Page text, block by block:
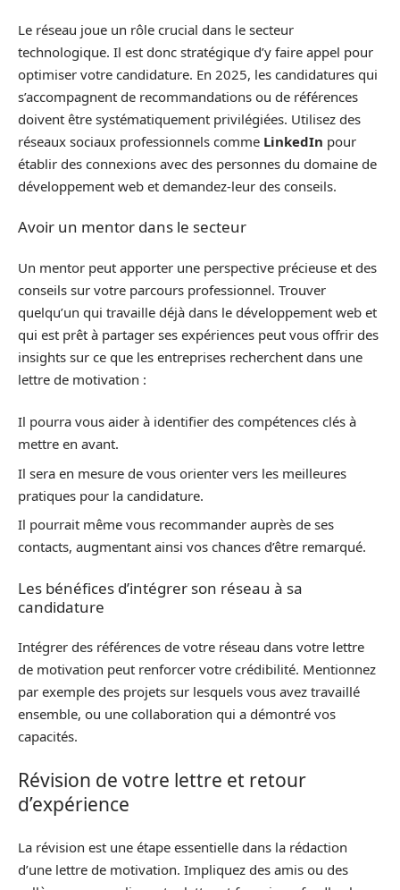
Le réseau joue un rôle crucial dans le secteur
technologique. Il est donc stratégique d’y faire appel pour
optimiser votre candidature. En 2025, les candidatures qui
s’accompagnent de recommandations ou de références
doivent être systématiquement privilégiées. Utilisez des
réseaux sociaux professionnels comme LinkedIn pour
établir des connexions avec des personnes du domaine de
développement web et demandez-leur des conseils.
Avoir un mentor dans le secteur
Un mentor peut apporter une perspective précieuse et des
conseils sur votre parcours professionnel. Trouver
quelqu’un qui travaille déjà dans le développement web et
qui est prêt à partager ses expériences peut vous offrir des
insights sur ce que les entreprises recherchent dans une
lettre de motivation :
Il pourra vous aider à identifier des compétences clés à
mettre en avant.
Il sera en mesure de vous orienter vers les meilleures
pratiques pour la candidature.
Il pourrait même vous recommander auprès de ses
contacts, augmentant ainsi vos chances d’être remarqué.
Les bénéfices d’intégrer son réseau à sa
candidature
Intégrer des références de votre réseau dans votre lettre
de motivation peut renforcer votre crédibilité. Mentionnez
par exemple des projets sur lesquels vous avez travaillé
ensemble, ou une collaboration qui a démontré vos
capacités.
Révision de votre lettre et retour
d’expérience
La révision est une étape essentielle dans la rédaction
d’une lettre de motivation. Impliquez des amis ou des